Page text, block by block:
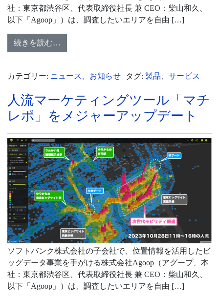
社：東京都渋谷区、代表取締役社長 兼 CEO：柴山和久、
以下「Agoop」）は、調査したいエリアを自由 […]
続きを読む…
カテゴリー: ニュース お知らせ タグ: 製品 サービス
人流マーケティングツール「マチ
レポ」をメジャーアップデート
ソフトバンク株式会社の子会社で、位置情報を活用したビ
ッグデータ事業を手がける株式会社Agoop（アグープ、本
社：東京都渋谷区、代表取締役社長 兼 CEO：柴山和久、
以下「Agoop」）は、調査したいエリアを自由 […]